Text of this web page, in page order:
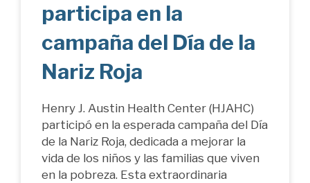
participa en la
campaña del Día de la
Nariz Roja
Henry J. Austin Health Center (HJAHC)
participó en la esperada campaña del Día
de la Nariz Roja, dedicada a mejorar la
vida de los niños y las familias que viven
en la pobreza. Esta extraordinaria